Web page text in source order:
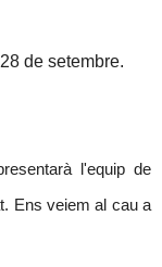
de setembre.
l'equip de
Ens veiem al cau a